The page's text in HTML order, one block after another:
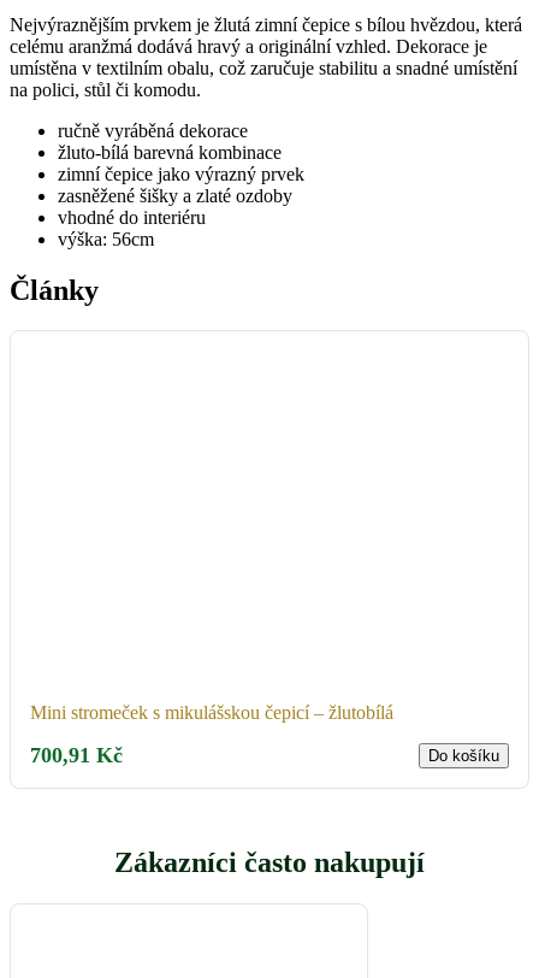
Nejvýraznějším prvkem je žlutá zimní čepice s bílou hvězdou, která
celému aranžmá dodává hravý a originální vzhled. Dekorace je
umístěna v textilním obalu, což zaručuje stabilitu a snadné umístění
na polici, stůl či komodu.
ručně vyráběná dekorace
žluto-bílá barevná kombinace
zimní čepice jako výrazný prvek
zasněžené šišky a zlaté ozdoby
vhodné do interiéru
výška: 56cm
Články
Mini stromeček s mikulášskou čepicí – žlutobílá
700,91 Kč Do košíku
Zákazníci často nakupují